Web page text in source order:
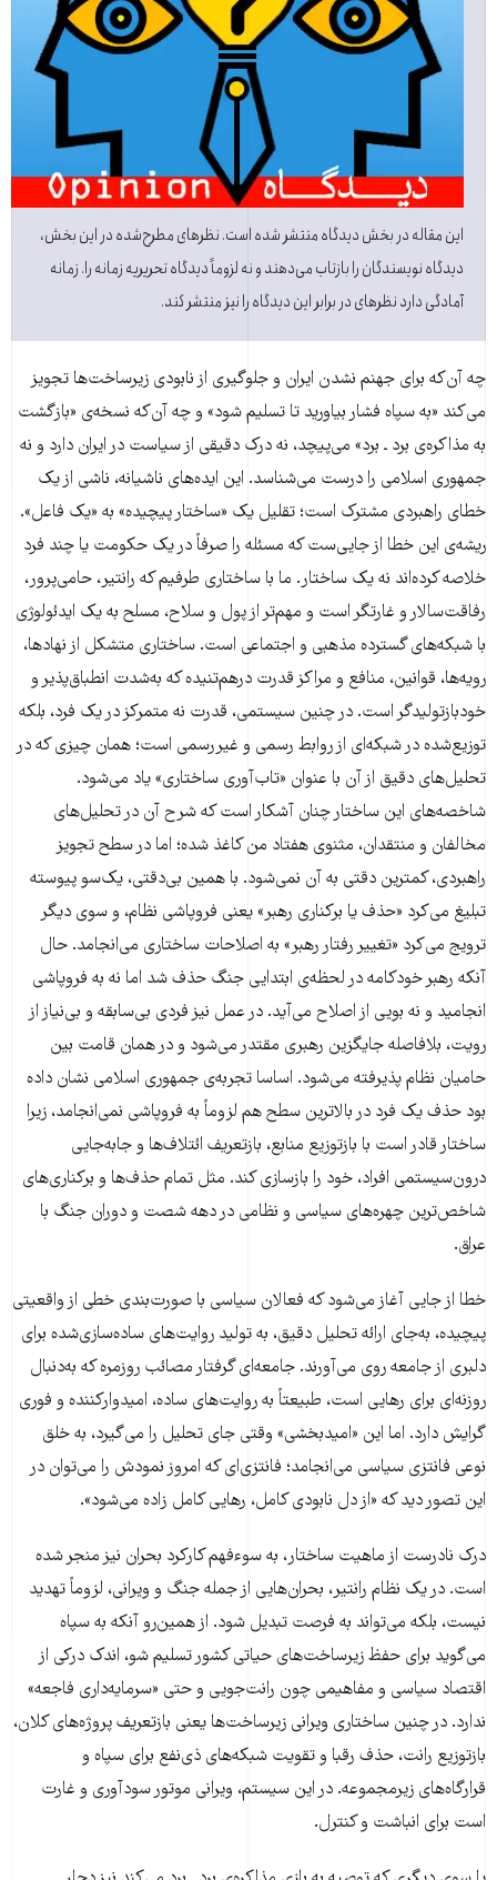
این مقاله در بخش دیدگاه منتشر شده است. نظرهای مطرح‌شده در این بخش،
دیدگاه نویسندگان را بازتاب می‌دهند و نه لزوماً دیدگاه تحریریه زمانه را. زمانه
آمادگی دارد نظرهای در برابر این دیدگاه را نیز منتشر کند.
چه آن‌که برای جهنم نشدن ایران و جلوگیری از نابودی زیرساخت‌ها تجویز
می‌کند «به سپاه فشار بیاورید تا تسلیم شود» و چه آن‌که نسخه‌ی «بازگشت
به مذاکره‌ی برد ـ برد» می‌پیچد، نه درک دقیقی از سیاست در ایران دارد و نه
جمهوری اسلامی را درست می‌شناسد. این ایده‌های ناشیانه، ناشی از یک
خطای راهبردی مشترک است؛ تقلیل یک «ساختار پیچیده» به «یک فاعل».
ریشه‌ی این خطا از جایی‌ست که مسئله را صرفاً در یک حکومت یا چند فرد
خلاصه کرده‌اند نه یک ساختار. ما با ساختاری طرفیم که رانتیر، حامی‌پرور،
رفاقت‌سالار و غارتگر است و مهم‌تر از پول و سلاح، مسلح به یک ایدئولوژی
با شبکه‌های گسترده مذهبی و اجتماعی است. ساختاری متشکل از نهادها،
رویه‌ها، قوانین، منافع و مراکز قدرت درهم‌تنیده که به‌شدت انطباق‌پذیر و
خودبازتولیدگر است. در چنین سیستمی، قدرت نه متمرکز در یک فرد، بلکه
توزیع‌شده در شبکه‌ای از روابط رسمی و غیررسمی است؛ همان چیزی که در
تحلیل‌های دقیق از آن با عنوان «تاب‌آوری ساختاری» یاد می‌شود.
شاخصه‌های این ساختار چنان آشکار است که شرح آن در تحلیل‌های
مخالفان و منتقدان، مثنوی هفتاد من کاغذ شده؛ اما در سطح تجویز
راهبردی، کمترین دقتی به آن نمی‌شود. با همین بی‌دقتی، یک‌سو پیوسته
تبلیغ می‌کرد «حذف یا برکناری رهبر» یعنی فروپاشی نظام، و سوی دیگر
ترویج می‌کرد «تغییر رفتار رهبر» به اصلاحات ساختاری می‌انجامد. حال
آنکه رهبر خودکامه در لحظه‌ی ابتدایی جنگ حذف شد اما نه به فروپاشی
انجامید و نه بویی از اصلاح می‌آید. در عمل نیز فردی بی‌سابقه و بی‌نیاز از
رویت، بلافاصله جایگزین رهبری مقتدر می‌شود و در همان قامت بین
حامیان نظام پذیرفته می‌شود. اساسا تجربه‌ی جمهوری اسلامی نشان داده
بود حذف یک فرد در بالاترین سطح هم لزوماً به فروپاشی نمی‌انجامد، زیرا
ساختار قادر است با بازتوزیع منابع، بازتعریف ائتلاف‌ها و جابه‌جایی
درون‌سیستمی افراد، خود را بازسازی کند. مثل تمام حذف‌ها و برکناری‌های
شاخص‌ترین چهره‌های سیاسی و نظامی در دهه شصت و دوران جنگ با
عراق.
خطا از جایی آغاز می‌شود که فعالان سیاسی با صورت‌بندی خطی از واقعیتی
پیچیده، به‌جای ارائه تحلیل دقیق، به تولید روایت‌های ساده‌سازی‌شده برای
دلبری از جامعه روی می‌آورند. جامعه‌ای گرفتار مصائب روزمره که به‌دنبال
روزنه‌ای برای رهایی است، طبیعتاً به روایت‌های ساده، امیدوارکننده و فوری
گرایش دارد. اما این «امیدبخشی» وقتی جای تحلیل را می‌گیرد، به خلق
نوعی فانتزی سیاسی می‌انجامد؛ فانتزی‌ای که امروز نمودش را می‌توان در
این تصور دید که «از دل نابودی کامل، رهایی کامل زاده می‌شود».
درک نادرست از ماهیت ساختار، به سوءفهم کارکرد بحران نیز منجر شده
است. در یک نظام رانتیر، بحران‌هایی از جمله جنگ و ویرانی، لزوماً تهدید
نیست، بلکه می‌تواند به فرصت تبدیل شود. از همین‌رو آنکه به سپاه
می‌گوید برای حفظ زیرساخت‌های حیاتی کشور تسلیم شو، اندک درکی از
اقتصاد سیاسی و مفاهیمی چون رانت‌جویی و حتی «سرمایه‌داری فاجعه»
ندارد. در چنین ساختاری ویرانی زیرساخت‌ها یعنی بازتعریف پروژه‌های کلان،
بازتوزیع رانت، حذف رقبا و تقویت شبکه‌های ذی‌نفع برای سپاه و
قرارگاه‌های زیرمجموعه. در این سیستم، ویرانی موتور سودآوری و غارت
است برای انباشت و کنترل.